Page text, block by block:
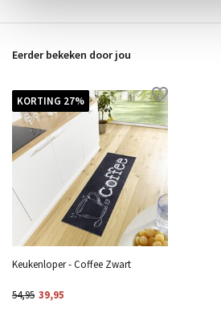
Eerder bekeken door jou
KORTING 27%
Keukenloper - Coffee Zwart
54,95 39,95